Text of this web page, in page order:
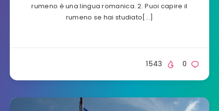
rumeno è una lingua romanica. 2. Puoi capire il
rumeno se hai studiato[…]
0
1543